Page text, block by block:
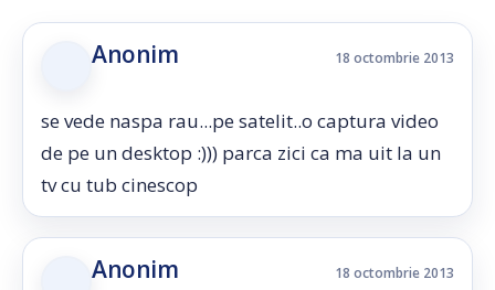
Anonim 18 octombrie 2013
se vede naspa rau...pe satelit..o captura video
de pe un desktop :))) parca zici ca ma uit la un
tv cu tub cinescop
Anonim 18 octombrie 2013